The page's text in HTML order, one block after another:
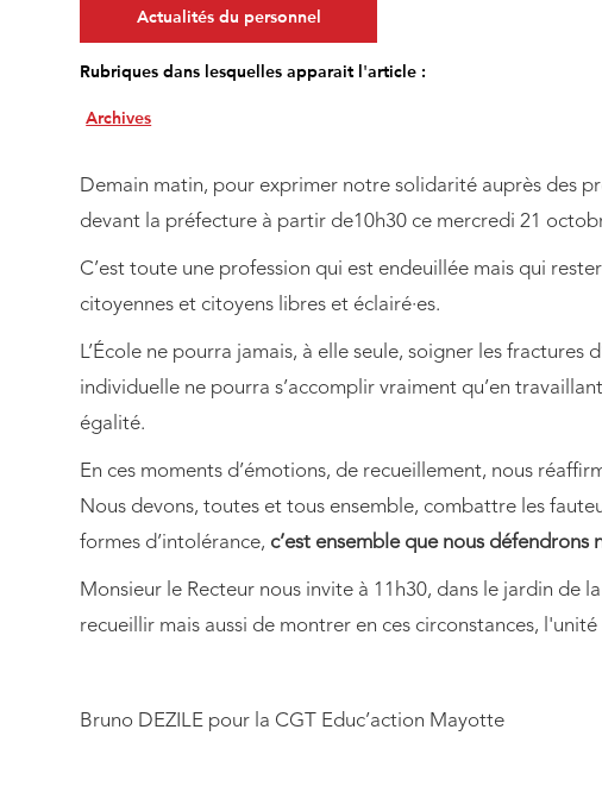
Actualités du personnel
Rubriques dans lesquelles apparait l'article :
Archives
Demain matin, pour exprimer notre solidarité auprès des
devant la préfecture à partir de10h30 ce mercredi 21
C’est toute une profession qui est endeuillée mais qui
citoyennes et citoyens libres et éclairé·es.
L’École ne pourra jamais, à elle seule, soigner les
individuelle ne pourra s’accomplir vraiment qu’en
égalité.
En ces moments d’émotions, de recueillement, nous
Nous devons, toutes et tous ensemble, combattre les
formes d’intolérance, c’est ensemble que nous
Monsieur le Recteur nous invite à 11h30, dans le jardin de
recueillir mais aussi de montrer en ces circonstances,
Bruno DEZILE pour la CGT Educ’action Mayotte